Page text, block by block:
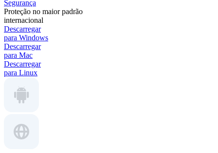
Segurança
Proteção no maior padrão
internacional
Descarregar
para Windows
Descarregar
para Mac
Descarregar
para Linux